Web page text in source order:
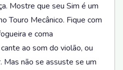
Mostre que seu Sim é um
Touro Mecânico. Fique com
e coma
ao som do violão, ou
não se assuste se um